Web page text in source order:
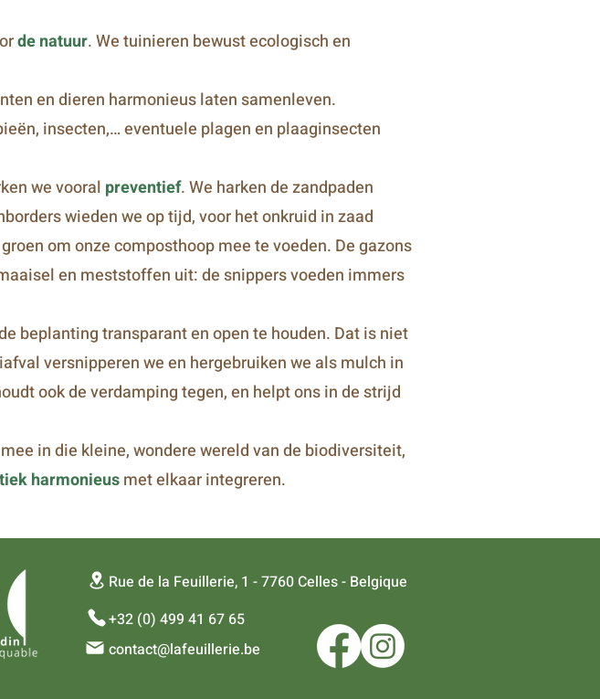
de natuur. We tuinieren bewust ecologisch en
en dieren harmonieus laten samenleven.
insecten,… eventuele plagen en plaaginsecten
we vooral preventief. We harken de zandpaden
wieden we op tijd, voor het onkruid in zaad
om onze composthoop mee te voeden. De gazons
en meststoffen uit: de snippers voeden immers
beplanting transparant en open te houden. Dat is niet
versnipperen we en hergebruiken we als mulch in
ook de verdamping tegen, en helpt ons in de strijd
in die kleine, wondere wereld van de biodiversiteit,
harmonieusmet elkaar integreren.
Rue de la Feuillerie, 1 - 7760 Celles - Belgique
+32 (0) 499 41 67 65
contact@lafeuillerie.be